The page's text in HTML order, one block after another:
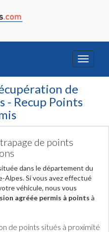
Toggle
de
- Recup Points
de points
dans le département du
Alpes. Si vous avez effectué
véhicule, nous vous
agréée permis à points à
de points situés à proximité